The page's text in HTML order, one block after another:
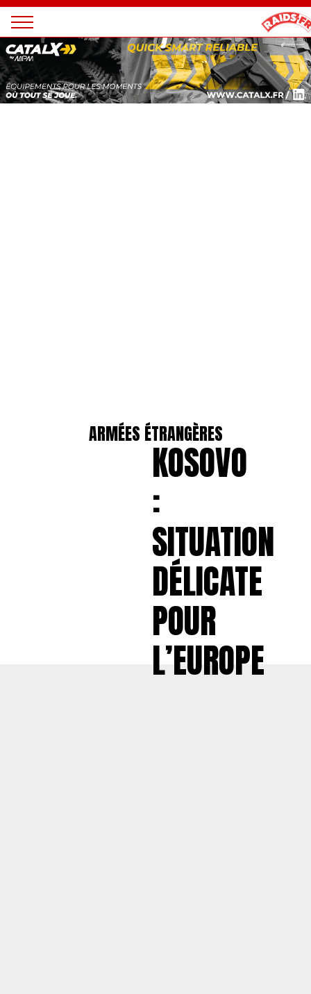
Magazine
Raids
ARMÉES ÉTRANGÈRES
KOSOVO
:
SITUATION
DÉLICATE
POUR
L’EUROPE
Panneau de gestion des cookies